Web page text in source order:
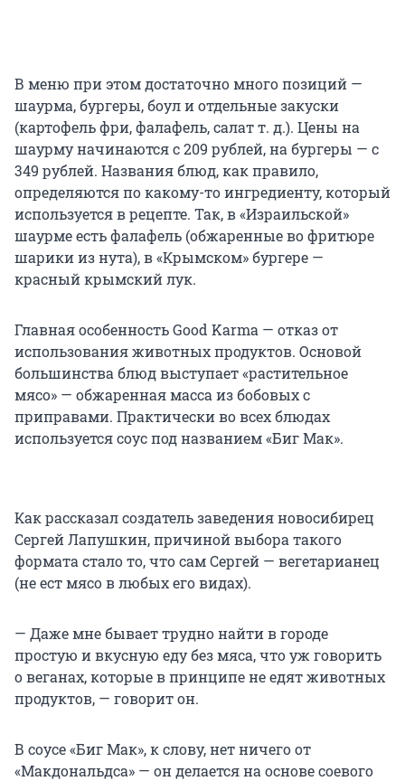
В меню при этом достаточно много позиций —
шаурма, бургеры, боул и отдельные закуски
(картофель фри, фалафель, салат т. д.). Цены на
шаурму начинаются с 209 рублей, на бургеры — с
349 рублей. Названия блюд, как правило,
определяются по какому-то ингредиенту, который
используется в рецепте. Так, в «Израильской»
шаурме есть фалафель (обжаренные во фритюре
шарики из нута), в «Крымском» бургере —
красный крымский лук.
Главная особенность Good Karma — отказ от
использования животных продуктов. Основой
большинства блюд выступает «растительное
мясо» — обжаренная масса из бобовых с
приправами. Практически во всех блюдах
используется соус под названием «Биг Мак».
Как рассказал создатель заведения новосибирец
Сергей Лапушкин, причиной выбора такого
формата стало то, что сам Сергей — вегетарианец
(не ест мясо в любых его видах).
— Даже мне бывает трудно найти в городе
простую и вкусную еду без мяса, что уж говорить
о веганах, которые в принципе не едят животных
продуктов, — говорит он.
В соусе «Биг Мак», к слову, нет ничего от
«Макдональдса» — он делается на основе соевого